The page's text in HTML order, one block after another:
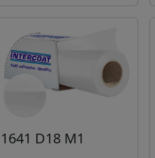
1641 D18 M1